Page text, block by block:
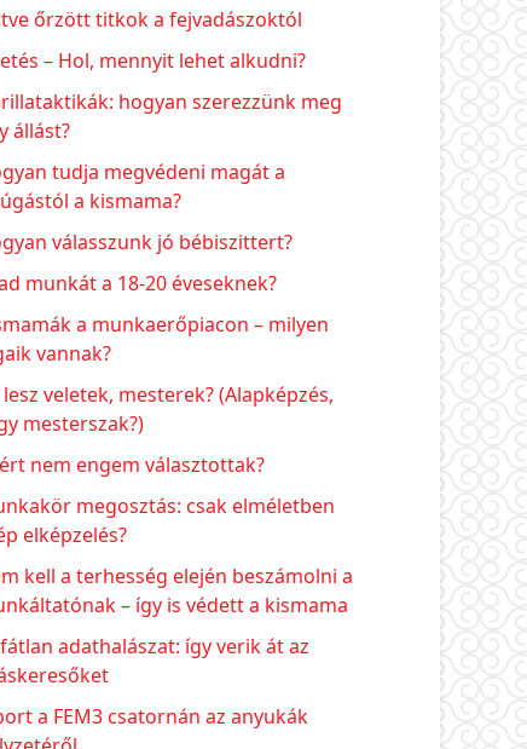
őrzött titkok a fejvadászoktól
– Hol, mennyit lehet alkudni?
hogyan szerezzünk meg
állást?
tudja megvédeni magát a
a kismama?
válasszunk jó bébiszittert?
munkát a 18-20 éveseknek?
a munkaerőpiacon – milyen
vannak?
veletek, mesterek? (Alapképzés,
mesterszak?)
nem engem választottak?
megosztás: csak elméletben
elképzelés?
kell a terhesség elején beszámolni a
– így is védett a kismama
adathalászat: így verik át az
a FEM3 csatornán az anyukák